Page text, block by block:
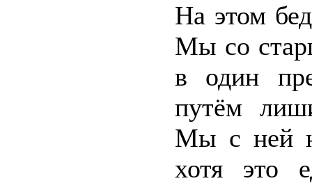
На этом
Мы со
в один
путём
Мы с ней
хотя это